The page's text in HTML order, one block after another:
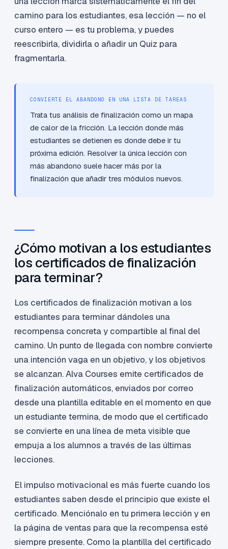
camino para los estudiantes, esa lección — no el
curso entero — es tu problema, y puedes
reescribirla, dividirla o añadir un Quiz para
fragmentarla.
CONVIERTE EL ABANDONO EN UNA LISTA DE TAREAS
Trata tus análisis de finalización como un mapa
de calor de la fricción. La lección donde más
estudiantes se detienen es donde debe ir tu
próxima edición. Resolver la única lección con
más abandono suele hacer más por la
finalización que añadir tres módulos nuevos.
¿Cómo motivan a los estudiantes
los certificados de finalización
para terminar?
Los certificados de finalización motivan a los
estudiantes para terminar dándoles una
recompensa concreta y compartible al final del
camino. Un punto de llegada con nombre convierte
una intención vaga en un objetivo, y los objetivos
se alcanzan. Alva Courses emite certificados de
finalización automáticos, enviados por correo
desde una plantilla editable en el momento en que
un estudiante termina, de modo que el certificado
se convierte en una línea de meta visible que
empuja a los alumnos a través de las últimas
lecciones.
El impulso motivacional es más fuerte cuando los
estudiantes saben desde el principio que existe el
certificado. Menciónalo en tu primera lección y en
la página de ventas para que la recompensa esté
siempre presente. Como la plantilla del certificado